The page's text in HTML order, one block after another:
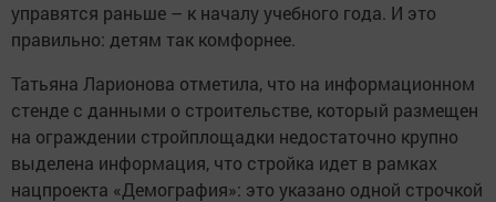
управятся раньше – к началу учебного года. И это
правильно: детям так комфорнее.
Татьяна Ларионова отметила, что на информационном
стенде с данными о строительстве, который размещен
на ограждении стройплощадки недостаточно крупно
выделена информация, что стройка идет в рамках
нацпроекта «Демография»: это указано одной строчкой